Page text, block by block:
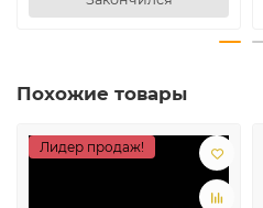
Похожие товары
Лидер продаж!